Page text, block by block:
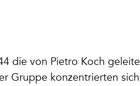
die von Pietro Koch
Gruppe konzentrierten